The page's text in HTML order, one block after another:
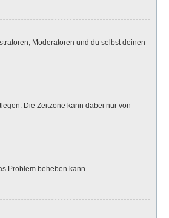
Moderatoren und du selbst deinen
Die Zeitzone kann dabei nur von
Problem beheben kann.